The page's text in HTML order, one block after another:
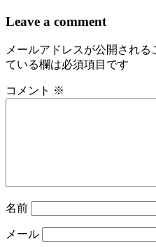
ナ
ゲ
シ
Leave a comment
メールアドレスが公開される
ている欄は必須項目です
コメント ※
名前
メール